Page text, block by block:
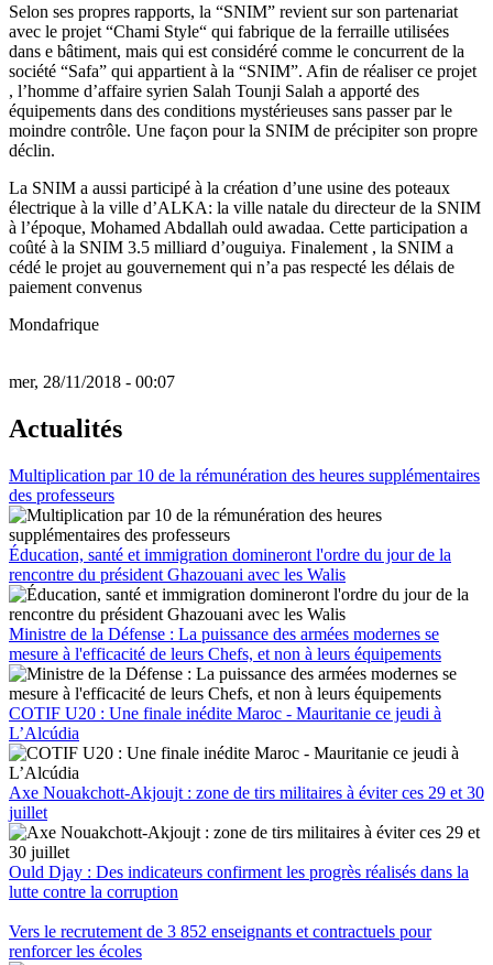
Selon ses propres rapports, la “SNIM” revient sur son partenariat
avec le projet “Chami Style“ qui fabrique de la ferraille utilisées
dans e bâtiment, mais qui est considéré comme le concurrent de la
société “Safa” qui appartient à la “SNIM”. Afin de réaliser ce projet
, l’homme d’affaire syrien Salah Tounji Salah a apporté des
équipements dans des conditions mystérieuses sans passer par le
moindre contrôle. Une façon pour la SNIM de précipiter son propre
déclin.
La SNIM a aussi participé à la création d’une usine des poteaux
électrique à la ville d’ALKA: la ville natale du directeur de la SNIM
à l’époque, Mohamed Abdallah ould awadaa. Cette participation a
coûté à la SNIM 3.5 milliard d’ouguiya. Finalement , la SNIM a
cédé le projet au gouvernement qui n’a pas respecté les délais de
paiement convenus
Mondafrique
mer, 28/11/2018 - 00:07
Actualités
Multiplication par 10 de la rémunération des heures supplémentaires
des professeurs
Éducation, santé et immigration domineront l'ordre du jour de la
rencontre du président Ghazouani avec les Walis
Ministre de la Défense : La puissance des armées modernes se
mesure à l'efficacité de leurs Chefs, et non à leurs équipements
COTIF U20 : Une finale inédite Maroc - Mauritanie ce jeudi à
L’Alcúdia
Axe Nouakchott-Akjoujt : zone de tirs militaires à éviter ces 29 et 30
juillet
Ould Djay : Des indicateurs confirment les progrès réalisés dans la
lutte contre la corruption
Vers le recrutement de 3 852 enseignants et contractuels pour
renforcer les écoles